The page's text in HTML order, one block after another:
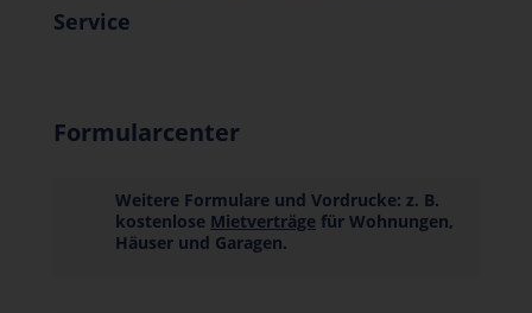
Service
Formularcenter
Weitere Formulare und Vordrucke: z. B.
kostenlose Mietverträgefür Wohnungen,
Häuser und Garagen.